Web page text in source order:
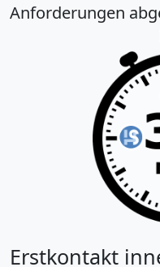
Anforderungen
Erstkontakt